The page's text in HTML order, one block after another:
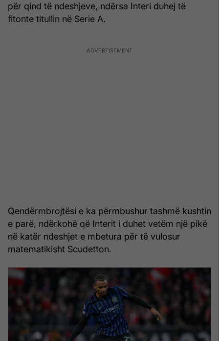
për qind të ndeshjeve, ndërsa Interi duhej të
fitonte titullin në Serie A.
Qendërmbrojtësi e ka përmbushur tashmë kushtin
e parë, ndërkohë që Interit i duhet vetëm një pikë
në katër ndeshjet e mbetura për të vulosur
matematikisht Scudetton.